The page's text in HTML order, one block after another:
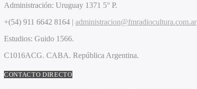
Administración: Uruguay 1371 5° P.
+(54) 911 6642 8164 | administracion@fmradiocultura.com.ar
Estudios: Guido 1566.
C1016ACG. CABA. República Argentina.
CONTACTO DIRECTO